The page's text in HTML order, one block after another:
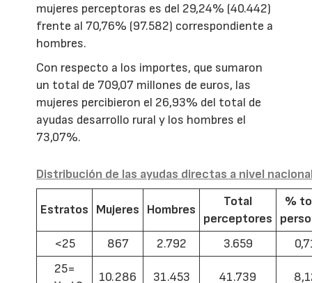
mujeres perceptoras es del 29,24% (40.442)
frente al 70,76% (97.582) correspondiente a
hombres.
Con respecto a los importes, que sumaron
un total de 709,07 millones de euros, las
mujeres percibieron el 26,93% del total de
ayudas desarrollo rural y los hombres el
73,07%.
Distribución de las ayudas directas a nivel
Estratos Mujeres Hombres
Total
perceptores
%
<25
867 2.792 3.659
25=
10.286 31.453 41.739